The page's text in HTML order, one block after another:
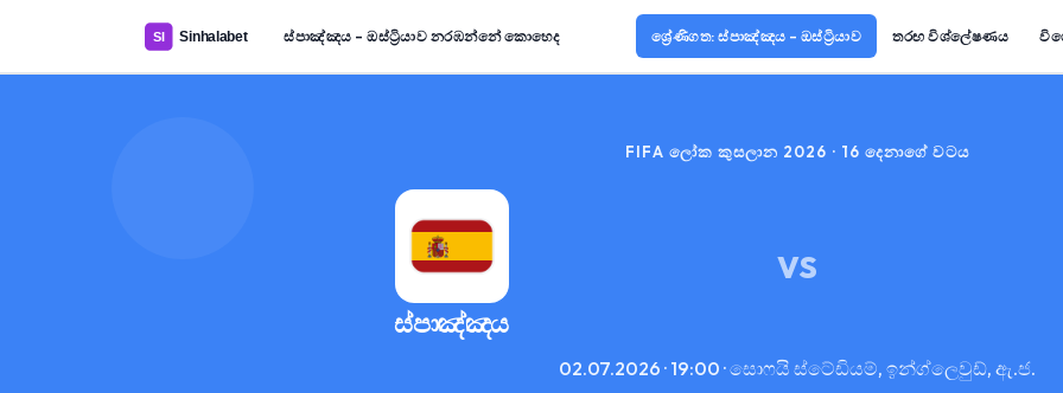
ස්පාඤ්ඤය – ඔස්ට්‍රියාව නරඹන්නේ කොහෙද ශ්‍රේණිගත: ස්පාඤ්ඤය – ඔස්ට්‍රියාව තරඟ විශ්ලේෂණය
FIFA ලෝක කුසලාන 2026 · 16 දෙනාගේ වටය
ස්පාඤ්ඤය
VS
02.07.2026 · 19:00 · සොෆයි ස්ටේඩියම්, ඉන්ග්ලෙවුඩ්, ඇ.ජ.